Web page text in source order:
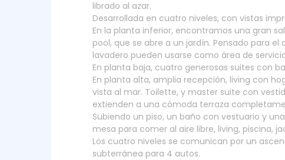
librado al azar.
Desarrollada en cuatro niveles, con vistas
En la planta inferior, encontramos una gran
pool, que se abre a un jardín. Pensado para
lavadero pueden usarse como área de
En planta baja, cuatro generosas suites con
En planta alta, amplia recepción, living con
vista al mar. Toilette, y master suite con
extienden a una cómoda terraza
Subiendo un piso, un baño con vestuario y
mesa para comer al aire libre, living, piscina,
Los cuatro niveles se comunican por un
subterránea para 4 autos.